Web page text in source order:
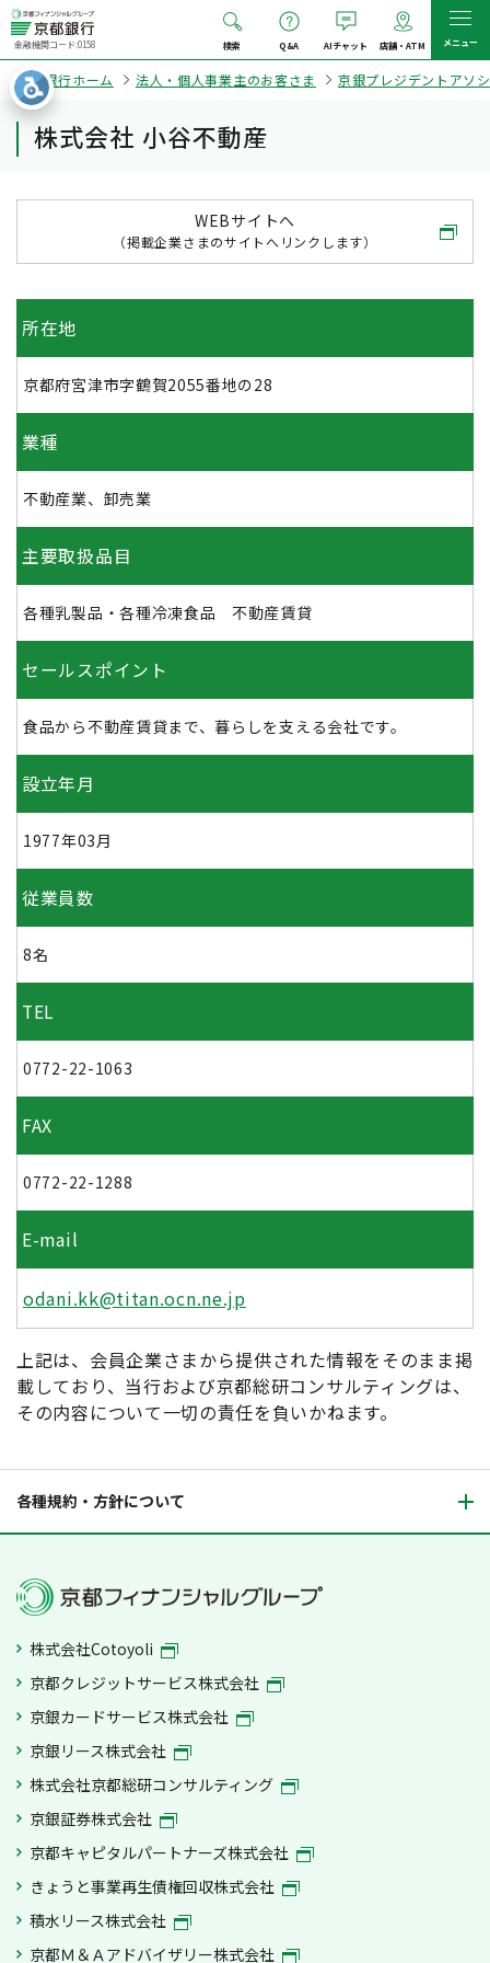
金融機関コード:0158 検索 Q&A AIチャット 店舗・ATM メニュー
京都銀行ホーム 法人・個人事業主のお客さま 京銀プレジデントアソ
株式会社 小谷不動産
WEBサイトへ
（掲載企業さまのサイトへリンクします）
所在地
京都府宮津市字鶴賀2055番地の28
業種
不動産業、卸売業
主要取扱品目
各種乳製品・各種冷凍食品 不動産賃貸
セールスポイント
食品から不動産賃貸まで、暮らしを支える会社です。
設立年月
1977年03月
従業員数
8名
TEL
0772-22-1063
FAX
0772-22-1288
E-mail
odani.kk@titan.ocn.ne.jp
上記は、会員企業さまから提供された情報をそのまま掲
載しており、当行および京都総研コンサルティングは、
その内容について一切の責任を負いかねます。
各種規約・方針について
株式会社Cotoyoli
京都クレジットサービス株式会社
京銀カードサービス株式会社
京銀リース株式会社
株式会社京都総研コンサルティング
京銀証券株式会社
京都キャピタルパートナーズ株式会社
きょうと事業再生債権回収株式会社
積水リース株式会社
京都Ｍ＆Ａアドバイザリー株式会社